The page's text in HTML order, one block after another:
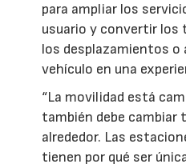
para ampliar los
usuario y convertir los
los desplazamientos o
vehículo en una
“La movilidad está
también debe cambiar
alrededor. Las
tienen por qué ser